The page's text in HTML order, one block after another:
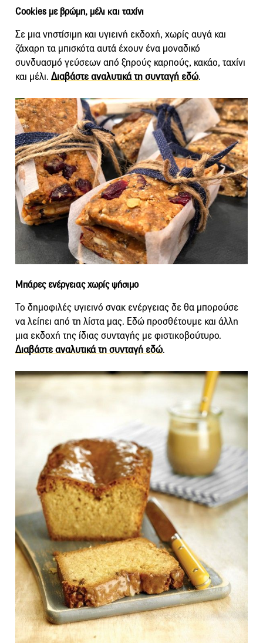
Cookies με βρώμη, μέλι και ταχίνι
Σε μια νηστίσιμη και υγιεινή εκδοχή, χωρίς αυγά και
ζάχαρη τα μπισκότα αυτά έχουν ένα μοναδικό
συνδυασμό γεύσεων από ξηρούς καρπούς, κακάο, ταχίνι
και μέλι. Διαβάστε αναλυτικά τη συνταγή εδώ.
Μπάρες ενέργειας χωρίς ψήσιμο
Το δημοφιλές υγιεινό σνακ ενέργειας δε θα μπορούσε
να λείπει από τη λίστα μας. Εδώ προσθέτουμε και άλλη
μια εκδοχή της ίδιας συνταγής με φιστικοβούτυρο.
Διαβάστε αναλυτικά τη συνταγή εδώ.